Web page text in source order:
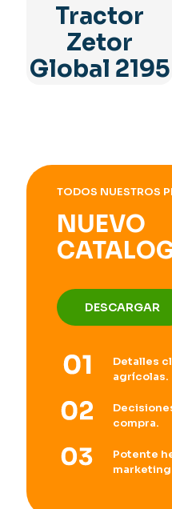
Tractor
Zetor
Global 2195
TODOS NUESTROS
NUEVO
DESCARGAR
Detalles
agrícolas.
compra.
Potente